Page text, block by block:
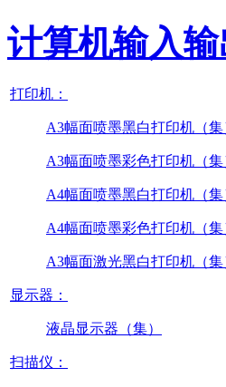
计算机输入
打印机：
A3幅面喷墨黑白打印机（集
A3幅面喷墨彩色打印机（集
A4幅面喷墨黑白打印机（集
A4幅面喷墨彩色打印机（集
A3幅面激光黑白打印机（集
显示器：
液晶显示器（集）
扫描仪：